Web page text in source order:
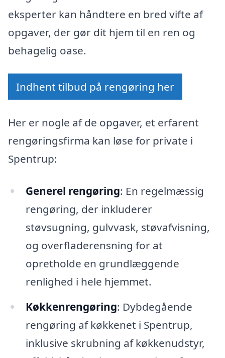
eksperter kan håndtere en bred vifte af
opgaver, der gør dit hjem til en ren og
behagelig oase.
Indhent tilbud på rengøring her
Her er nogle af de opgaver, et erfarent
rengøringsfirma kan løse for private i
Spentrup:
Generel rengøring: En regelmæssig
rengøring, der inkluderer
støvsugning, gulvvask, støvafvisning,
og overfladerensning for at
opretholde en grundlæggende
renlighed i hele hjemmet.
Køkkenrengøring: Dybdegående
rengøring af køkkenet i Spentrup,
inklusive skrubning af køkkenudstyr,